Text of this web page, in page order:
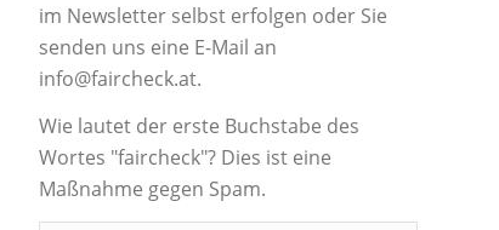
im Newsletter selbst erfolgen oder Sie
senden uns eine E-Mail an
info@faircheck.at.
Wie lautet der erste Buchstabe des
Wortes "faircheck"? Dies ist eine
Maßnahme gegen Spam.